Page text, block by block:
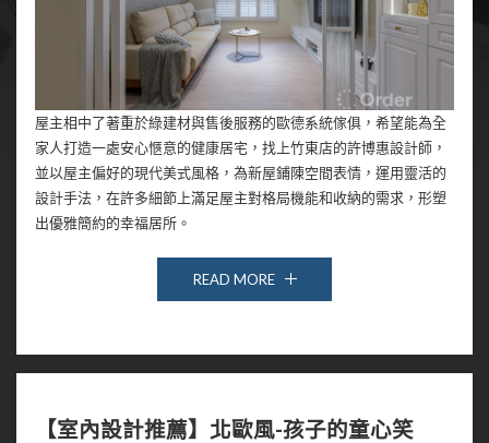
屋主相中了著重於綠建材與售後服務的歐德系統傢俱，希望能為全
家人打造一處安心愜意的健康居宅，找上竹東店的許博惠設計師，
並以屋主偏好的現代美式風格，為新屋鋪陳空間表情，運用靈活的
設計手法，在許多細節上滿足屋主對格局機能和收納的需求，形塑
出優雅簡約的幸福居所。
READ MORE
【室內設計推薦】北歐風-孩子的童心笑